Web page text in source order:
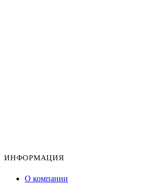
ИНФОРМАЦИЯ
О компании